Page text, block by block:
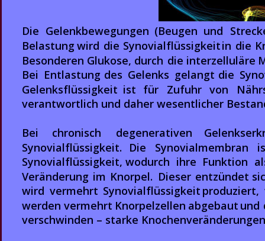
Die Gelenkbewegungen (Beugen und
Belastung wird die Synovialflüssigkeit in die
Besonderen Glukose, durch die interzelluläre
Bei Entlastung des Gelenks gelangt die
Gelenksflüssigkeit ist für Zufuhr von
verantwortlich und daher wesentlicher
Bei chronisch degenerativen
Synovialflüssigkeit. Die Synovialmembran
Synovialflüssigkeit, wodurch ihre Funktion
Veränderung im Knorpel. Dieser entzündet
wird vermehrt Synovialflüssigkeit produziert,
werden vermehrt Knorpelzellen abgebaut und
verschwinden – starke